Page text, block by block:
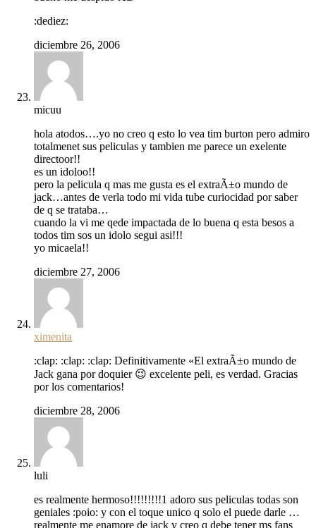
:dediez:
diciembre 26, 2006
micuu
hola atodos….yo no creo q esto lo vea tim burton pero admiro
totalmenet sus peliculas y tambien me parece un exelente
directoor!!
es un idoloo!!
pero la pelicula q mas me gusta es el extraÃ±o mundo de
jack…antes de verla todo mi vida tube curiocidad por saber
de q se trataba…
cuando la vi me qede impactada de lo buena q esta besos a
todos tim sos un idolo segui asi!!!
yo micaela!!
diciembre 27, 2006
ximenita
:clap: :clap: :clap: Definitivamente «El extraÃ±o mundo de
Jack gana por doquier 😉 excelente peli, es verdad. Gracias
por los comentarios!
diciembre 28, 2006
luli
es realmente hermoso!!!!!!!!!1 adoro sus peliculas todas son
geniales :poio: y con el toque unico q solo el puede darle …
realmente me enamore de jack y creo q debe tener ms fans